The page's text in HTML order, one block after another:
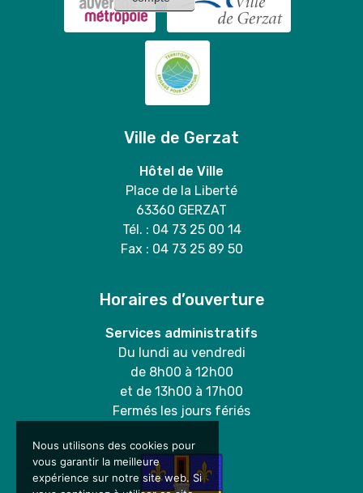
Ville de Gerzat
Hôtel de Ville
Place de la Liberté
63360 GERZAT
Tél. : 04 73 25 00 14
Fax : 04 73 25 89 50
Horaires d’ouverture
Services administratifs
Du lundi au vendredi
de 8h00 à 12h00
et de 13h00 à 17h00
Fermés les jours fériés
Nous utilisons des cookies pour
vous garantir la meilleure
expérience sur notre site web. Si